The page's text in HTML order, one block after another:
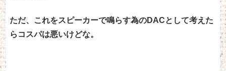
ただ、これをスピーカーで鳴らす為のDACとして考えた
らコスパは悪いけどな。